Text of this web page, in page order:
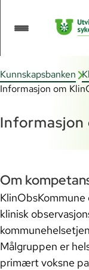
Trinn 1:
Trinn 2:
(HLR)
Trinn 3:
ISBAR
Kunnskapsbanken
Informasjon om
Informasjon
Om
klinisk
Målgruppen er
primært voksne